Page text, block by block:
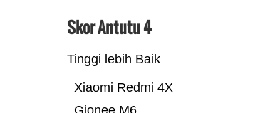
Skor Antutu 4
Tinggi lebih Baik
Gionee M6
Xiaomi Redmi 4X